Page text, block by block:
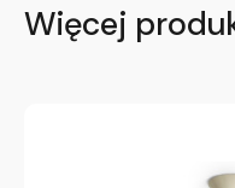
Więcej